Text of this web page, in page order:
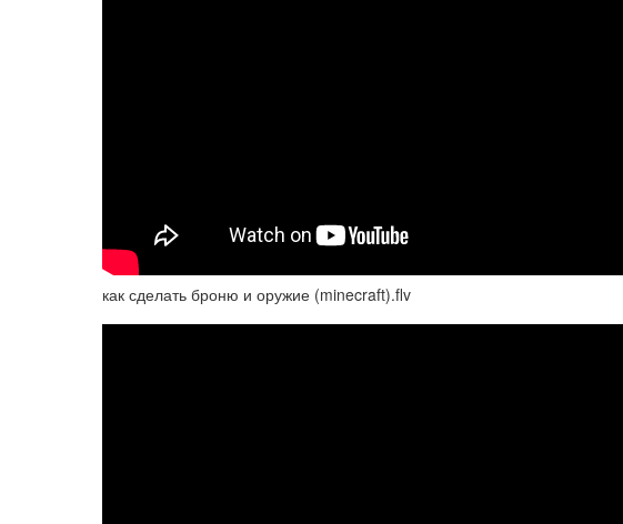
как сделать броню и оружие (minecraft).flv